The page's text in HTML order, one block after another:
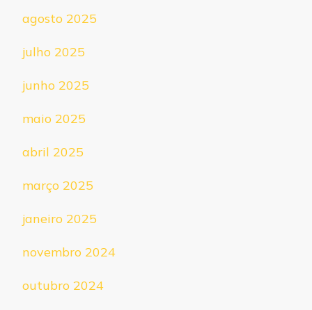
agosto 2025
julho 2025
junho 2025
maio 2025
abril 2025
março 2025
janeiro 2025
novembro 2024
outubro 2024